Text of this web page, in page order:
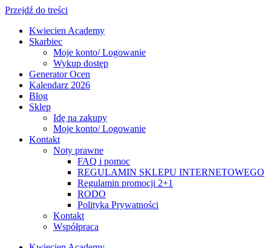
Przejdź do treści
Kwiecien Academy
Skarbiec
Moje konto/ Logowanie
Wykup dostęp
Generator Ocen
Kalendarz 2026
Blog
Sklep
Idę na zakupy
Moje konto/ Logowanie
Kontakt
Noty prawne
FAQ i pomoc
REGULAMIN SKLEPU INTERNETOWEGO
Regulamin promocji 2+1
RODO
Polityka Prywatności
Kontakt
Współpraca